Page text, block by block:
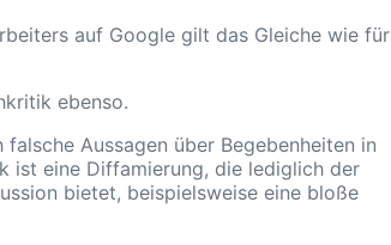
auf Google gilt das Gleiche wie für
ebenso.
Aussagen über Begebenheiten in
ist eine Diffamierung, die lediglich der
bietet, beispielsweise eine bloße